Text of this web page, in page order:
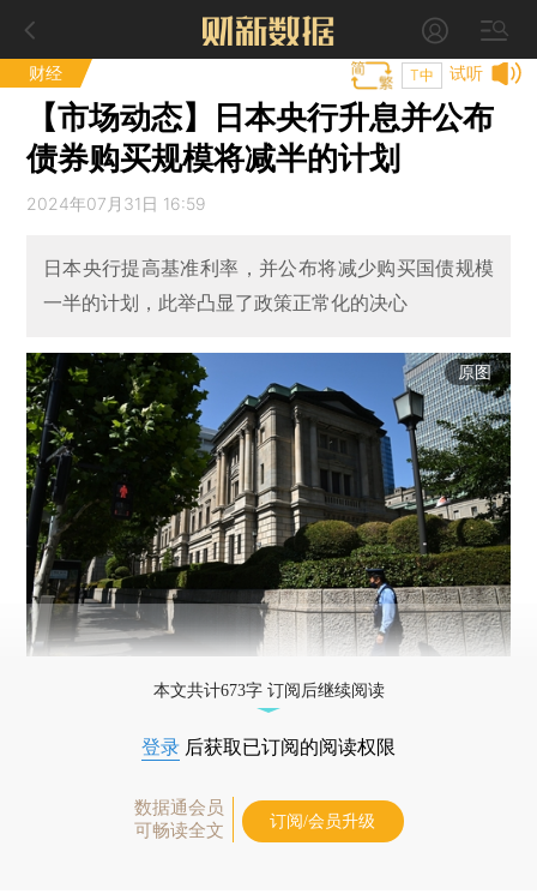
财经 试听
T中
【市场动态】日本央行升息并公布
债券购买规模将减半的计划
2024年07月31日 16:59
日本央行提高基准利率，并公布将减少购买国债规模
一半的计划，此举凸显了政策正常化的决心
原图
本文共计673字 订阅后继续阅读
登录 后获取已订阅的阅读权限
数据通会员
可畅读全文
订阅/会员升级